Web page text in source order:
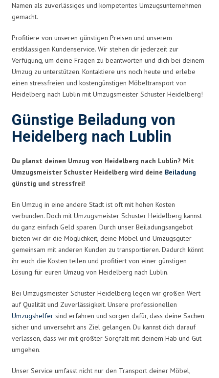
Namen als zuverlässiges und kompetentes Umzugsunternehmen
gemacht.
Profitiere von unseren günstigen Preisen und unserem
erstklassigen Kundenservice. Wir stehen dir jederzeit zur
Verfügung, um deine Fragen zu beantworten und dich bei deinem
Umzug zu unterstützen. Kontaktiere uns noch heute und erlebe
einen stressfreien und kostengünstigen Möbeltransport von
Heidelberg nach Lublin mit Umzugsmeister Schuster Heidelberg!
Günstige Beiladung von
Heidelberg nach Lublin
Du planst deinen Umzug von Heidelberg nach Lublin? Mit
Umzugsmeister Schuster Heidelberg wird deine Beiladung
günstig und stressfrei!
Ein Umzug in eine andere Stadt ist oft mit hohen Kosten
verbunden. Doch mit Umzugsmeister Schuster Heidelberg kannst
du ganz einfach Geld sparen. Durch unser Beiladungsangebot
bieten wir dir die Möglichkeit, deine Möbel und Umzugsgüter
gemeinsam mit anderen Kunden zu transportieren. Dadurch könnt
ihr euch die Kosten teilen und profitiert von einer günstigen
Lösung für euren Umzug von Heidelberg nach Lublin.
Bei Umzugsmeister Schuster Heidelberg legen wir großen Wert
auf Qualität und Zuverlässigkeit. Unsere professionellen
Umzugshelfer sind erfahren und sorgen dafür, dass deine Sachen
sicher und unversehrt ans Ziel gelangen. Du kannst dich darauf
verlassen, dass wir mit größter Sorgfalt mit deinem Hab und Gut
umgehen.
Unser Service umfasst nicht nur den Transport deiner Möbel,